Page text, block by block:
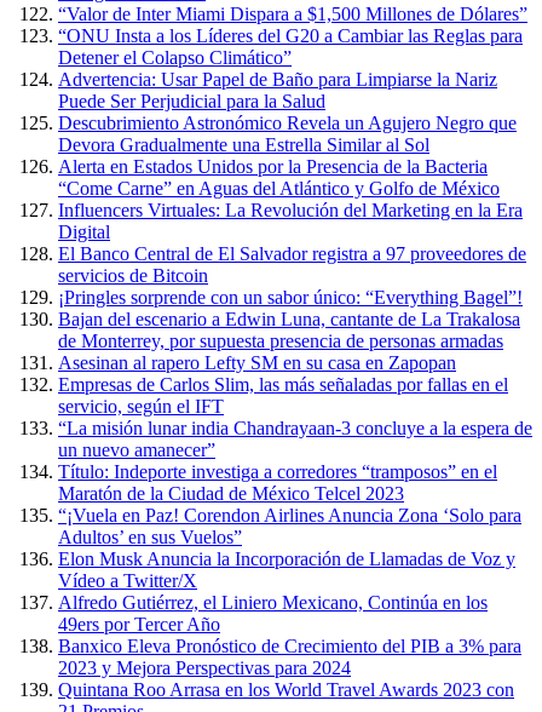
“Valor de Inter Miami Dispara a $1,500 Millones de Dólares”
“ONU Insta a los Líderes del G20 a Cambiar las Reglas para
Detener el Colapso Climático”
Advertencia: Usar Papel de Baño para Limpiarse la Nariz
Puede Ser Perjudicial para la Salud
Descubrimiento Astronómico Revela un Agujero Negro que
Devora Gradualmente una Estrella Similar al Sol
Alerta en Estados Unidos por la Presencia de la Bacteria
“Come Carne” en Aguas del Atlántico y Golfo de México
Influencers Virtuales: La Revolución del Marketing en la Era
Digital
El Banco Central de El Salvador registra a 97 proveedores de
servicios de Bitcoin
¡Pringles sorprende con un sabor único: “Everything Bagel”!
Bajan del escenario a Edwin Luna, cantante de La Trakalosa
de Monterrey, por supuesta presencia de personas armadas
Asesinan al rapero Lefty SM en su casa en Zapopan
Empresas de Carlos Slim, las más señaladas por fallas en el
servicio, según el IFT
“La misión lunar india Chandrayaan-3 concluye a la espera de
un nuevo amanecer”
Título: Indeporte investiga a corredores “tramposos” en el
Maratón de la Ciudad de México Telcel 2023
“¡Vuela en Paz! Corendon Airlines Anuncia Zona ‘Solo para
Adultos’ en sus Vuelos”
Elon Musk Anuncia la Incorporación de Llamadas de Voz y
Vídeo a Twitter/X
Alfredo Gutiérrez, el Liniero Mexicano, Continúa en los
49ers por Tercer Año
Banxico Eleva Pronóstico de Crecimiento del PIB a 3% para
2023 y Mejora Perspectivas para 2024
Quintana Roo Arrasa en los World Travel Awards 2023 con